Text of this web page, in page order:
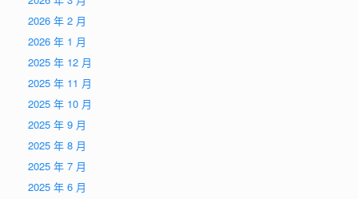
2026 年 2 月
2026 年 1 月
2025 年 12 月
2025 年 11 月
2025 年 10 月
2025 年 9 月
2025 年 8 月
2025 年 7 月
2025 年 6 月